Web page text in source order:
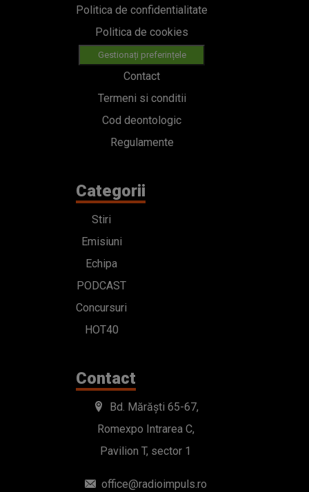
Politica de confidentialitate
Politica de cookies
Gestionați preferințele
Contact
Termeni si conditii
Cod deontologic
Regulamente
Categorii
Stiri
Emisiuni
Echipa
PODCAST
Concursuri
HOT40
Contact
Bd. Mărăști 65-67,
Romexpo Intrarea C,
Pavilion T, sector 1
office@radioimpuls.ro